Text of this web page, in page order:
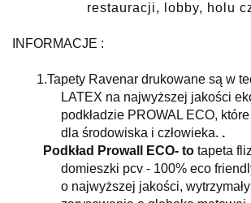
restauracji, lobby, holu
INFORMACJE :
1.Tapety Ravenar drukowane są w
LATEX na najwyższej jakości
podkładzie PROWAL ECO,
dla środowiska i człowieka. .
Podkład Prowall ECO- to tapeta
domieszki pcv - 100% eco
o najwyższej jakości,